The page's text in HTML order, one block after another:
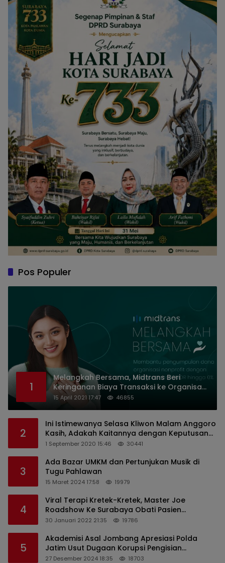
Pos Populer
1
Melangkah Bersama, Midtrans Beri
Keringanan Biaya Transaksi ke Organisasi
Nirlaba Indonesia
15 April 2021 17:47 46855
2
Ini Istimewanya Selasa Kliwon Malam Anggoro
Kasih, Adakah Kaitannya dengan Keputusan
PDIP?
1 September 2020 15:46 30441
3
Ada Bazar UMKM dan Pertunjukan Musik di
Tugu Pahlawan
15 Maret 2024 17:58 19979
4
Viral Terapi Kretek-Kretek, Master Joe
Roadshow Ke Surabaya Obati Pasien
Sekaligus Edukasi Masyarakat
30 Januari 2022 21:35 19786
5
Akademisi Asal Jombang Apresiasi Polda
Jatim Usut Dugaan Korupsi Pengisian
Perangkat Desa di Kediri
27 Desember 2024 18:35 18703